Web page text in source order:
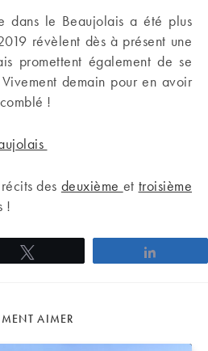
dans le Beaujolais a été plus
révèlent dès à présent une
promettent également de se
demain pour en avoir
!
des deuxième et troisième
!
AIMER